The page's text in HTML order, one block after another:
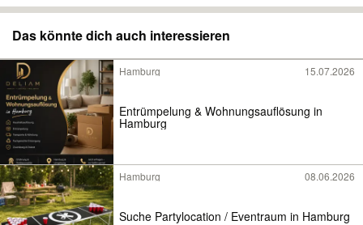
Das könnte dich auch interessieren
Hamburg 15.07.2026
Entrümpelung & Wohnungsauflösung in
Hamburg
Hamburg 08.06.2026
Suche Partylocation / Eventraum in Hamburg